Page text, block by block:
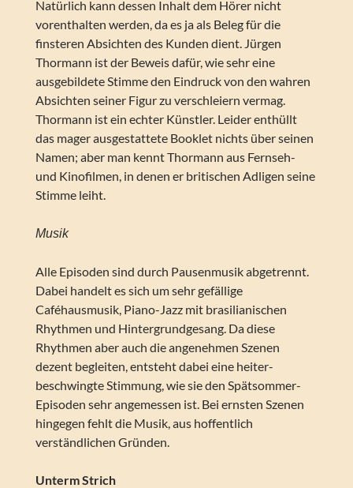
Natürlich kann dessen Inhalt dem Hörer nicht
vorenthalten werden, da es ja als Beleg für die
finsteren Absichten des Kunden dient. Jürgen
Thormann ist der Beweis dafür, wie sehr eine
ausgebildete Stimme den Eindruck von den wahren
Absichten seiner Figur zu verschleiern vermag.
Thormann ist ein echter Künstler. Leider enthüllt
das mager ausgestattete Booklet nichts über seinen
Namen; aber man kennt Thormann aus Fernseh-
und Kinofilmen, in denen er britischen Adligen seine
Stimme leiht.
Musik
Alle Episoden sind durch Pausenmusik abgetrennt.
Dabei handelt es sich um sehr gefällige
Caféhausmusik, Piano-Jazz mit brasilianischen
Rhythmen und Hintergrundgesang. Da diese
Rhythmen aber auch die angenehmen Szenen
dezent begleiten, entsteht dabei eine heiter-
beschwingte Stimmung, wie sie den Spätsommer-
Episoden sehr angemessen ist. Bei ernsten Szenen
hingegen fehlt die Musik, aus hoffentlich
verständlichen Gründen.
Unterm Strich